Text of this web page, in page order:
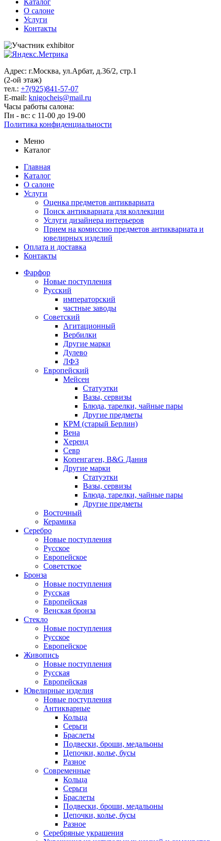
Каталог
О салоне
Услуги
Контакты
Адрес: г.Москва, ул.Арбат, д.36/2, стр.1
(2-ой этаж)
тел.: +7(925)841-57-07
E-mail: knigocheis@mail.ru
Часы работы салона:
Пн - вс: с 11-00 до 19-00
Политика конфиденциальности
Меню
Каталог
Главная
Каталог
О салоне
Услуги
Оценка предметов антиквариата
Поиск антиквариата для коллекции
Услуги дизайнера интерьеров
Прием на комиссию предметов антиквариата и
ювелирных изделий
Оплата и доставка
Контакты
Фарфор
Новые поступления
Русский
императорский
частные заводы
Советский
Агитационный
Вербилки
Другие марки
Дулево
ЛФЗ
Европейский
Мейсен
Статуэтки
Вазы, сервизы
Блюда, тарелки, чайные пары
Другие предметы
КРМ (старый Берлин)
Вена
Херенд
Севр
Копенгаген, B&G Дания
Другие марки
Статуэтки
Вазы, сервизы
Блюда, тарелки, чайные пары
Другие предметы
Восточный
Керамика
Серебро
Новые поступления
Русское
Европейское
Советсткое
Бронза
Новые поступления
Русская
Европейская
Венская бронза
Стекло
Новые поступления
Русское
Европейское
Живопись
Новые поступления
Русская
Европейская
Ювелирные изделия
Новые поступления
Антикварные
Кольца
Серьги
Браслеты
Подвески, броши, медальоны
Цепочки, колье, бусы
Разное
Современные
Кольца
Серьги
Браслеты
Подвески, броши, медальоны
Цепочки, колье, бусы
Разное
Серебряные украшения